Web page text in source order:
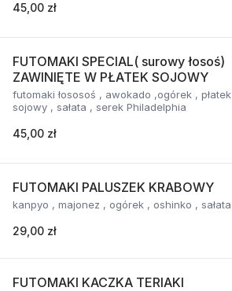
45,00 zł
FUTOMAKI SPECIAL( surowy łosoś)
ZAWINIĘTE W PŁATEK SOJOWY
futomaki łososoś , awokado ,ogórek , płatek
sojowy , sałata , serek Philadelphia
45,00 zł
FUTOMAKI PALUSZEK KRABOWY
kanpyo , majonez , ogórek , oshinko , sałata
29,00 zł
FUTOMAKI KACZKA TERIAKI